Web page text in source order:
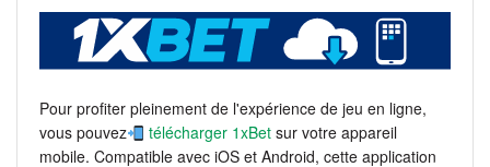
Pour profiter pleinement de l'expérience de jeu en ligne,
vous pouvez
télécharger 1xBet sur votre appareil
mobile. Compatible avec iOS et Android, cette application